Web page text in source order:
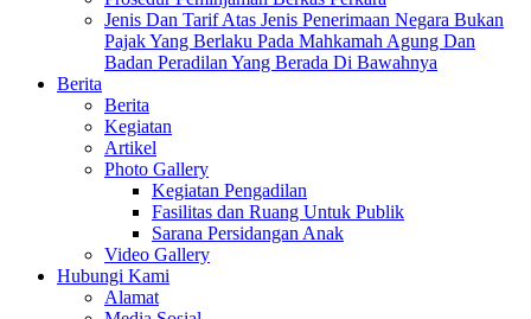
Jenis Dan Tarif Atas Jenis Penerimaan Negara Bukan
Pajak Yang Berlaku Pada Mahkamah Agung Dan
Badan Peradilan Yang Berada Di Bawahnya
Berita
Berita
Kegiatan
Artikel
Photo Gallery
Kegiatan Pengadilan
Fasilitas dan Ruang Untuk Publik
Sarana Persidangan Anak
Video Gallery
Hubungi Kami
Alamat